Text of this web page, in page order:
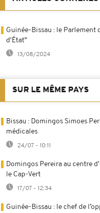
Guinée-Bissau : le Parlement
d'État"
13/08/2024
SUR LE MÊME PAYS
Bissau : Domingos Simoes
médicales
24/07 - 10:11
Domingos Pereira au centre
le Cap-Vert
17/07 - 12:34
Guinée-Bissau : le chef de